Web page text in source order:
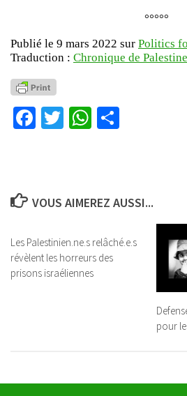
°°°°°
Publié le 9 mars 2022 sur Politics
Traduction : Chronique de Palestine
Facebook
TwitterWhatsApp
VOUS AIMEREZ AUSSI...
Les Palestinien.ne.s relâché.e.s
révèlent les horreurs des
prisons israéliennes
pour